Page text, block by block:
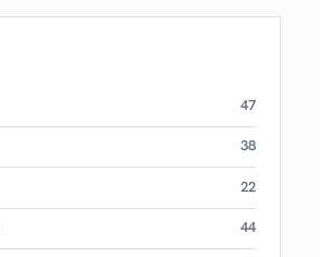
47
38
22
44